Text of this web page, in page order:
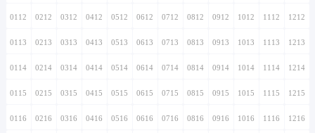
0112 0212 0312 0412 0512 0612 0712 0812 0912 1012 1112 1212
0113 0213 0313 0413 0513 0613 0713 0813 0913 1013 1113 1213
0114 0214 0314 0414 0514 0614 0714 0814 0914 1014 1114 1214
0115 0215 0315 0415 0515 0615 0715 0815 0915 1015 1115 1215
0116 0216 0316 0416 0516 0616 0716 0816 0916 1016 1116 1216